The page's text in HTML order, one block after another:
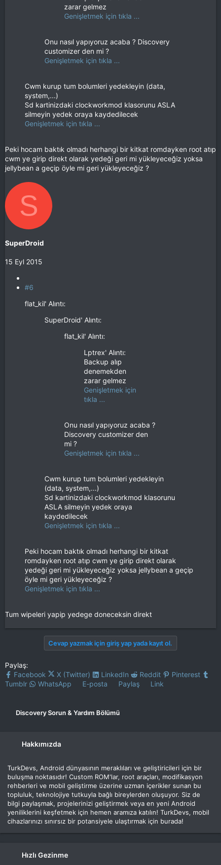
zarar gelmez
Genişletmek için tıkla ...
Onu nasıl yapıyoruz acaba ? Discovery
customizer den mi ?
Genişletmek için tıkla ...
Cwm kurup tum bolumleri yedekleyin (data,
system,...)
Sd kartinizdaki clockworkmod klasorunu ASLA
silmeyin yedek oraya kaydedilecek
Genişletmek için tıkla ...
Peki hocam baktık olmadı herhangi bir kitkat romdayken root atıp
cwm ye girip direkt olarak yedeği geri mi yükleyeceğiz yoksa
jellybean a geçip öyle mi geri yükleyeceğiz ?
S
SuperDroid
15 Eyl 2015
#6
flat_kil' Alıntı:
SuperDroid' Alıntı:
flat_kil' Alıntı:
Lptrex' Alıntı:
Backup alıp
denemekden
zarar gelmez
Genişletmek için
tıkla ...
Onu nasıl yapıyoruz acaba ?
Discovery customizer den
mi ?
Genişletmek için tıkla ...
Cwm kurup tum bolumleri yedekleyin
(data, system,...)
Sd kartinizdaki clockworkmod klasorunu
ASLA silmeyin yedek oraya
kaydedilecek
Genişletmek için tıkla ...
Peki hocam baktık olmadı herhangi bir kitkat
romdayken root atıp cwm ye girip direkt olarak
yedeği geri mi yükleyeceğiz yoksa jellybean a geçip
öyle mi geri yükleyeceğiz ?
Genişletmek için tıkla ...
Tum wipeleri yapip yedege doneceksin direkt
Cevap yazmak için giriş yap yada kayıt ol.
Paylaş:
Facebook
X (Twitter) LinkedIn Reddit
Pinterest
Tumblr
WhatsApp E-posta Paylaş Link
Discovery Sorun & Yardım Bölümü
Hakkımızda
TurkDevs, Android dünyasının meraklıları ve geliştiricileri için bir
buluşma noktasıdır! Custom ROM'lar, root araçları, modifikasyon
rehberleri ve mobil geliştirme üzerine uzman içerikler sunan bu
topluluk, teknolojiye tutkuyla bağlı bireylerden oluşuyor. Siz de
bilgi paylaşmak, projelerinizi geliştirmek veya en yeni Android
yeniliklerini keşfetmek için hemen aramıza katılın! TurkDevs, mobil
cihazlarınızı sınırsız bir potansiyele ulaştırmak için burada!
Hızlı Gezinme